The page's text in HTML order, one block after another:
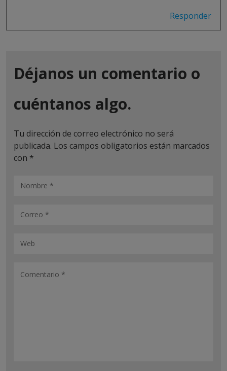
Responder
Déjanos un comentario o
cuéntanos algo.
Tu dirección de correo electrónico no será
publicada. Los campos obligatorios están marcados
con *